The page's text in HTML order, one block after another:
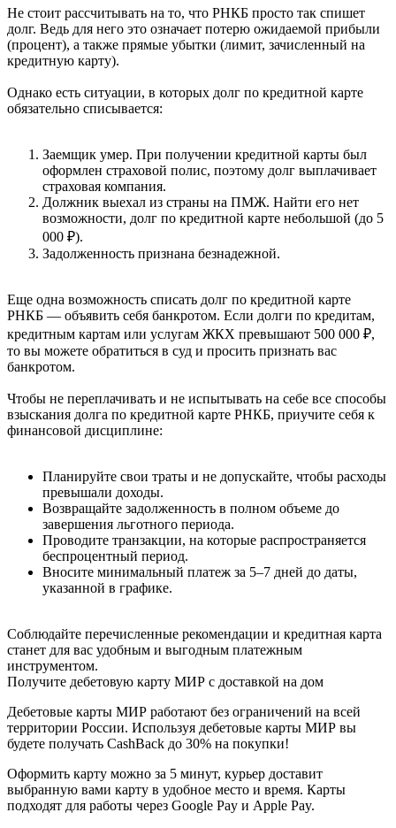
Не стоит рассчитывать на то, что РНКБ просто так спишет
долг. Ведь для него это означает потерю ожидаемой прибыли
(процент), а также прямые убытки (лимит, зачисленный на
кредитную карту).
Однако есть ситуации, в которых долг по кредитной карте
обязательно списывается:
Заемщик умер. При получении кредитной карты был
оформлен страховой полис, поэтому долг выплачивает
страховая компания.
Должник выехал из страны на ПМЖ. Найти его нет
возможности, долг по кредитной карте небольшой (до 5
000 ₽).
Задолженность признана безнадежной.
Еще одна возможность списать долг по кредитной карте
РНКБ — объявить себя банкротом. Если долги по кредитам,
кредитным картам или услугам ЖКХ превышают 500 000 ₽,
то вы можете обратиться в суд и просить признать вас
банкротом.
Чтобы не переплачивать и не испытывать на себе все способы
взыскания долга по кредитной карте РНКБ, приучите себя к
финансовой дисциплине:
Планируйте свои траты и не допускайте, чтобы расходы
превышали доходы.
Возвращайте задолженность в полном объеме до
завершения льготного периода.
Проводите транзакции, на которые распространяется
беспроцентный период.
Вносите минимальный платеж за 5–7 дней до даты,
указанной в графике.
Соблюдайте перечисленные рекомендации и кредитная карта
станет для вас удобным и выгодным платежным
инструментом.
Получите дебетовую карту МИР с доставкой на дом
Дебетовые карты МИР работают без ограничений на всей
территории России. Используя дебетовые карты МИР вы
будете получать CashBack до 30% на покупки!
Оформить карту можно за 5 минут, курьер доставит
выбранную вами карту в удобное место и время. Карты
подходят для работы через Google Pay и Apple Pay.